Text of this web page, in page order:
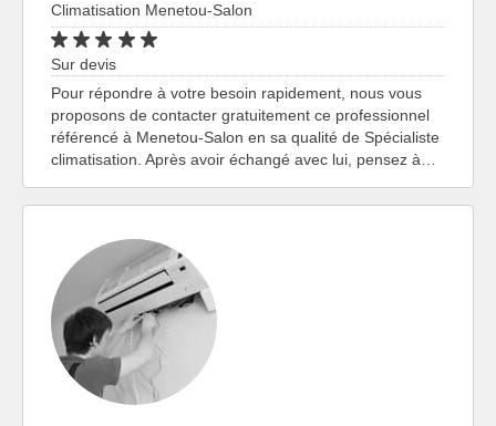
Climatisation Menetou-Salon
Sur devis
Pour répondre à votre besoin rapidement, nous vous
proposons de contacter gratuitement ce professionnel
référencé à Menetou-Salon en sa qualité de Spécialiste
climatisation. Après avoir échangé avec lui, pensez à…